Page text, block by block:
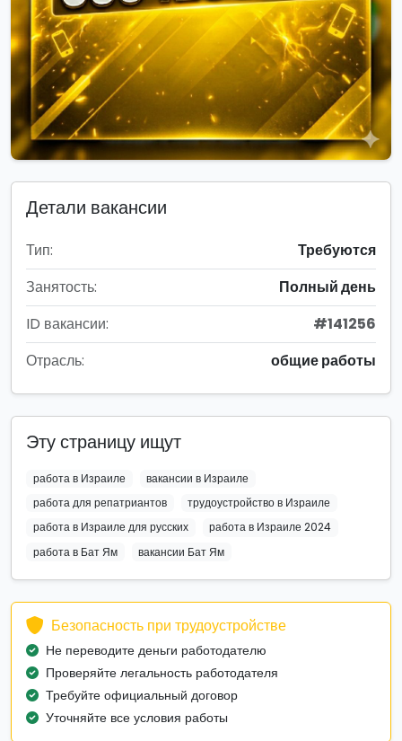
Детали вакансии
Тип:
Требуются
Занятость:
Полный день
ID вакансии:
#141256
Отрасль:
общие работы
Эту страницу ищут
работа в Израиле
вакансии в Израиле
работа для репатриантов
трудоустройство в Израиле
работа в Израиле для русских
работа в Израиле 2024
работа в Бат Ям
вакансии Бат Ям
Безопасность при трудоустройстве
Не переводите деньги работодателю
Проверяйте легальность работодателя
Требуйте официальный договор
Уточняйте все условия работы